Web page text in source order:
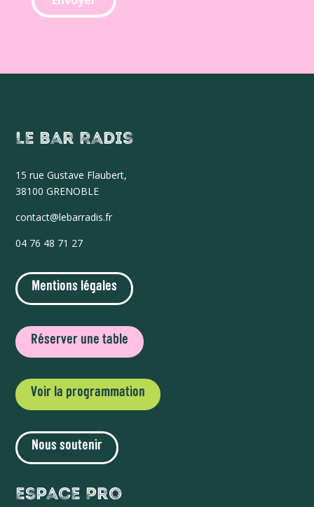
Le Bar Radis
15 rue Gustave Flaubert,
38100 GRENOBLE
contact@lebarradis.fr
04 76 48 71 27
Mentions légales
Réserver une table
Voir la programmation
Nous soutenir
Espace Pro